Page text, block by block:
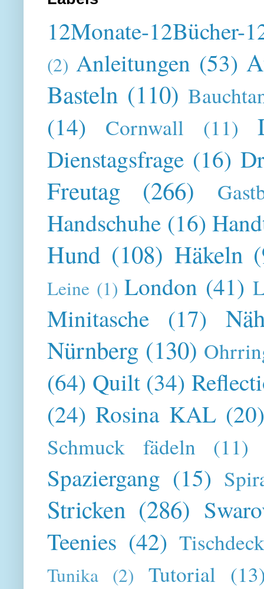
12Monate-12Bücher-
(2) Anleitungen (53)
Basteln (110)
(14) Cornwall (11)
Dienstagsfrage (16)
Freutag (266)
Handschuhe (16)
Hund (108) Häkeln
Leine (1) London (41)
Minitasche (17)
Nürnberg (130)
(64) Quilt (34)
(24) Rosina KAL
Schmuck fädeln (11)
Spaziergang (15)
Stricken (286)
Teenies (42)
Tunika (2) Tutorial